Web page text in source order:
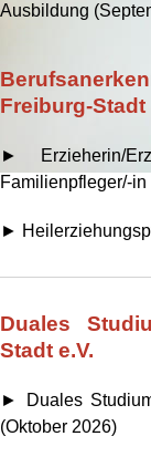
Ausbildung
Freiburg-Stadt
► Erzieherin/
Familienpfleger/-in
►
Duales
Stadt e.V.
► Duales
(Oktober 2026)